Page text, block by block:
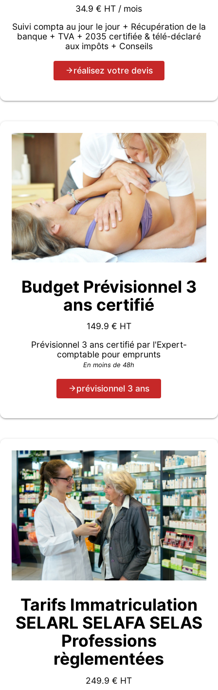
34.9 € HT / mois
Suivi compta au jour le jour + Récupération de la
banque + TVA + 2035 certifiée & télé-déclaré
aux impôts + Conseils
réalisez votre devis
Budget Prévisionnel 3
ans certifié
149.9 € HT
Prévisionnel 3 ans certifié par l'Expert-
comptable pour emprunts
En moins de 48h
prévisionnel 3 ans
Tarifs Immatriculation
SELARL SELAFA SELAS
Professions
règlementées
249.9 € HT